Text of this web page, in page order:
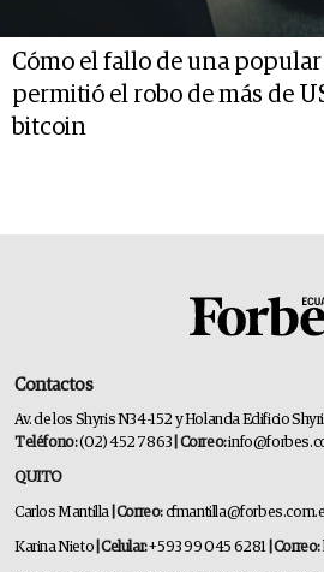
Cómo el fallo de una
permitió el robo de más de
bitcoin
Contactos
Av. de los Shyris N34-152 y Holanda Edificio
Teléfono:(02) 452 7863 | Correo:
QUITO
Carlos Mantilla | Correo:
Karina Nieto | Celular:+593 99 045 6281 | Correo: